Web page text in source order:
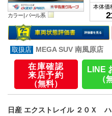
カラー | パール系
本体価
MEGA SUV 南風原店
在庫確認
来店予約
（無料）
LINE
（
日産 エクストレイル ２０Ｘ